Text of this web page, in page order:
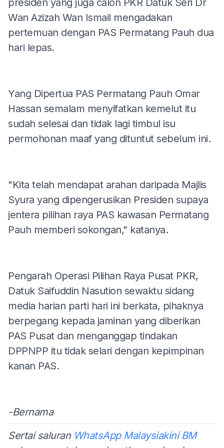
Wan Azizah Wan Ismail mengadakan
pertemuan dengan PAS Permatang Pauh dua
hari lepas.
Yang Dipertua PAS Permatang Pauh Omar
Hassan semalam menyifatkan kemelut itu
sudah selesai dan tidak lagi timbul isu
permohonan maaf yang dituntut sebelum ini.
"Kita telah mendapat arahan daripada Majlis
Syura yang dipengerusikan Presiden supaya
jentera pilihan raya PAS kawasan Permatang
Pauh memberi sokongan," katanya.
Pengarah Operasi Pilihan Raya Pusat PKR,
Datuk Saifuddin Nasution sewaktu sidang
media harian parti hari ini berkata, pihaknya
berpegang kepada jaminan yang diberikan
PAS Pusat dan menganggap tindakan
DPPNPP itu tidak selari dengan kepimpinan
kanan PAS.
-Bernama
Sertai saluran WhatsApp Malaysiakini BM